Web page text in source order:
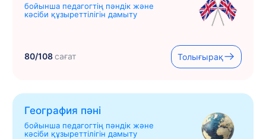
бойынша педагогтің пәндік және
кәсіби құзыреттілігін дамыту
80/108сағат Толығырақ
География пәні
бойынша педагогтің пәндік және
кәсіби құзыреттілігін дамыту